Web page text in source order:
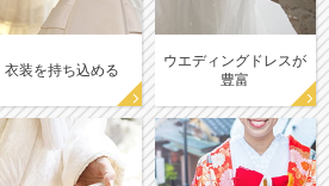
衣装を持ち込める
ウエディングドレスが
豊富